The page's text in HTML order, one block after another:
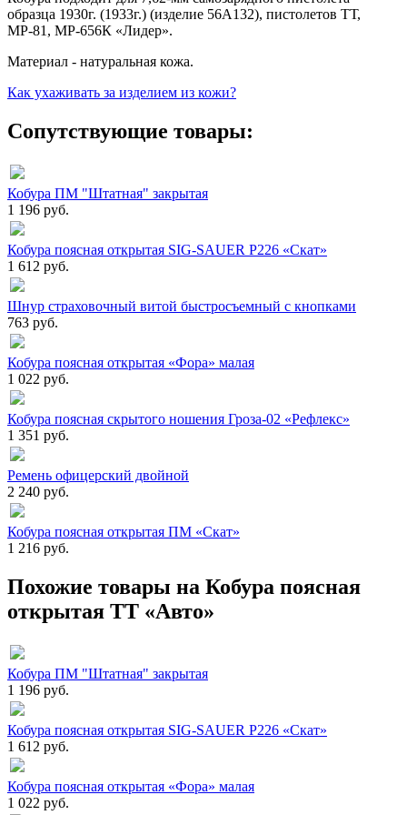
образца 1930г. (1933г.) (изделие 56А132), пистолетов ТТ,
МР-81, МР-656К «Лидер».
Материал - натуральная кожа.
Как ухаживать за изделием из кожи?
Сопутствующие товары:
Кобура ПМ "Штатная" закрытая
1 196 руб.
Кобура поясная открытая SIG-SAUER P226 «Скат»
1 612 руб.
Шнур страховочный витой быстросъемный с кнопками
763 руб.
Кобура поясная открытая «Фора» малая
1 022 руб.
Кобура поясная скрытого ношения Гроза-02 «Рефлекс»
1 351 руб.
Ремень офицерский двойной
2 240 руб.
Кобура поясная открытая ПМ «Скат»
1 216 руб.
Похожие товары на Кобура поясная
открытая ТТ «Авто»
Кобура ПМ "Штатная" закрытая
1 196 руб.
Кобура поясная открытая SIG-SAUER P226 «Скат»
1 612 руб.
Кобура поясная открытая «Фора» малая
1 022 руб.